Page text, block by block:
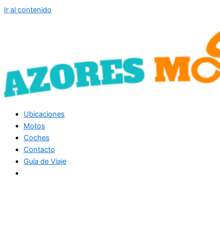
Ir al contenido
Ubicaciones
Motos
Coches
Contacto
Guía de Viaje